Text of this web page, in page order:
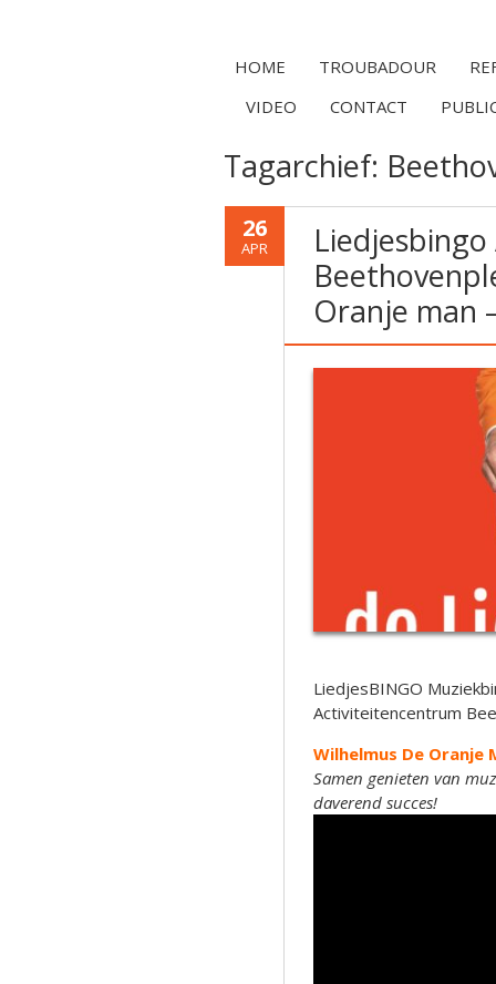
HOME TROUBADOUR
VIDEO
CONTACT
Tagarchief:
26
APR
Oranje man
LiedjesBINGO
Activiteitencentrum
Wilhelmus De Oranje
Samen genieten van
daverend succes!